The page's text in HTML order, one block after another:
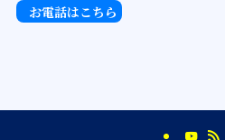
お電話はこちら